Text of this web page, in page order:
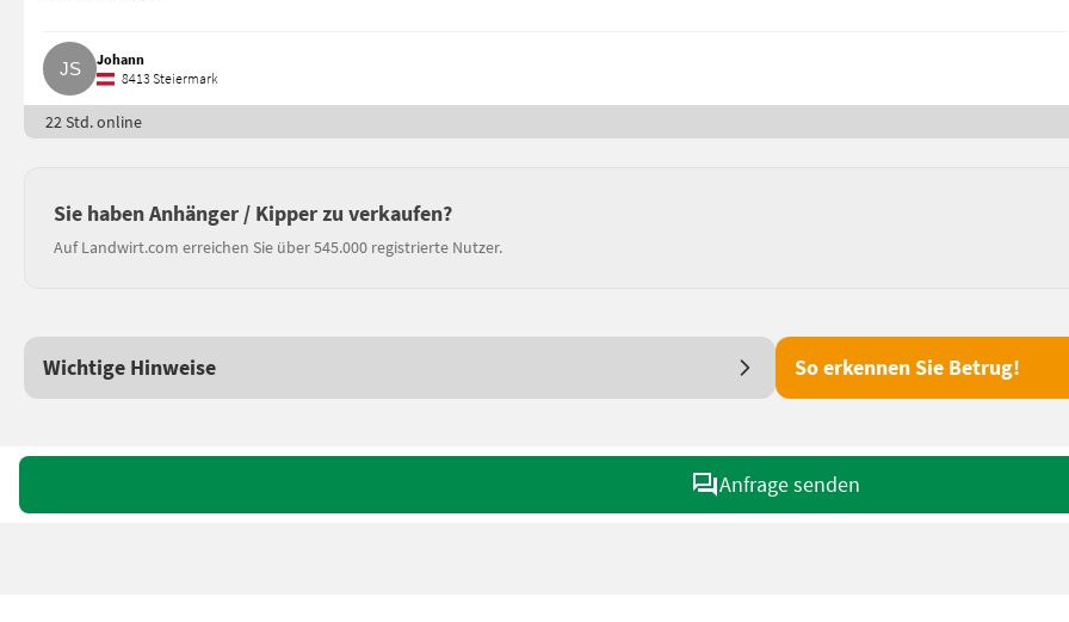
Johann
8413 Steiermark
22 Std. online
Sie haben Anhänger / Kipper zu verkaufen?
Auf Landwirt.com erreichen Sie über 545.000 registrierte Nutzer.
Wichtige Hinweise So erkennen Sie Betrug!
Anfrage senden